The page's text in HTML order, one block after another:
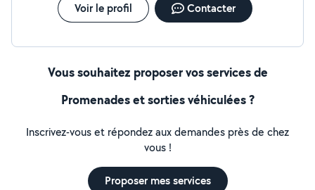
Voir le profil Contacter
Vous souhaitez proposer vos services de
Promenades et sorties véhiculées ?
Inscrivez-vous et répondez aux demandes près de chez
vous !
Proposer mes services